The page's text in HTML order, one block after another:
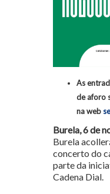
As
de aforo
na web
Burela, 6 de
Burela
concerto do
parte da
Cadena Dial.